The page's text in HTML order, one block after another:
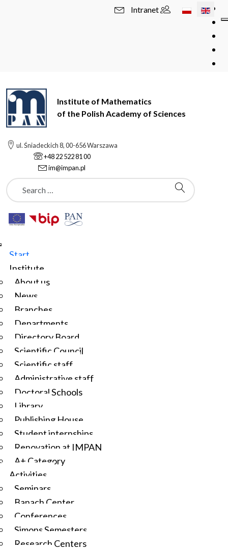
Select your
Intranet
Institute of Mathematics
of the Polish Academy of Sciences
ul. Śniadeckich 8, 00-656 Warszawa
+48 22 522 81 00
im@impan.pl
Szukaj
Start
Institute
About us
News
Branches
Departments
Directory Board
Scientific Council
Scientific staff
Administrative staff
Doctoral Schools
Library
Publishing House
Student internships
Renovation at IMPAN
A+ Category
Activities
Seminars
Banach Center
Conferences
Simons Semesters
Research Centers